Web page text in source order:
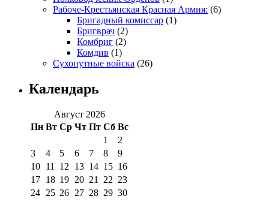
Рабоче-Крестьянская Красная Армия: (6)
Бригадный комиссар (1)
Бригврач (2)
Комбриг (2)
Комдив (1)
Сухопутные войска (26)
Календарь
Август 2026
Пн Вт Ср Чт Пт Сб Вс
1
2
3
4 5 6 7 8
9
10 11 12 13 14 15 16
17 18 19 20 21 22 23
24 25 26 27 28 29 30